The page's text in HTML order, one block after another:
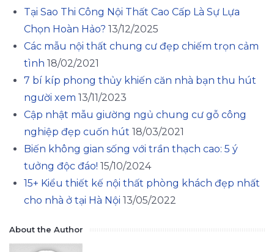
Tại Sao Thi Công Nội Thất Cao Cấp Là Sự Lựa
Chọn Hoàn Hảo? 13/12/2025
Các mẫu nội thất chung cư đẹp chiếm trọn cảm
tình 18/02/2021
7 bí kíp phong thủy khiến căn nhà bạn thu hút
người xem 13/11/2023
Cập nhật mẫu giường ngủ chung cư gỗ công
nghiệp đẹp cuốn hút 18/03/2021
Biến không gian sống với trần thạch cao: 5 ý
tưởng độc đáo! 15/10/2024
15+ Kiểu thiết kế nội thất phòng khách đẹp nhất
cho nhà ở tại Hà Nội 13/05/2022
About the Author